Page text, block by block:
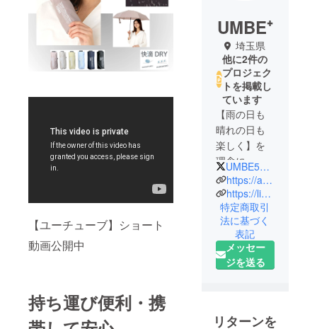
【ユーチューブ】ショート
動画公開中
持ち運び便利・携
UMBE⁺
埼玉県
他に2件の
プロジェク
トを掲載し
ています
【雨の日も
晴れの日も
楽しく】を
理念に
日々の天候
と寄り添い
楽しく快適
にお使い頂
けるような
レイングッ
ズ関連の商
す。機能や
UMBE5500
https://asty.umbe.jp/
https://lin.ee/psUGyko/
特定商取引
法に基づく
表記
メッセー
ジを送る
リターンを